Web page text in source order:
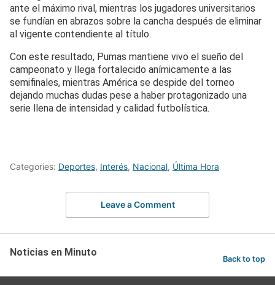
ante el máximo rival, mientras los jugadores universitarios
se fundían en abrazos sobre la cancha después de eliminar
al vigente contendiente al título.
Con este resultado, Pumas mantiene vivo el sueño del
campeonato y llega fortalecido anímicamente a las
semifinales, mientras América se despide del torneo
dejando muchas dudas pese a haber protagonizado una
serie llena de intensidad y calidad futbolística.
Categories: Deportes, Interés, Nacional, Última Hora
Leave a Comment
Noticias en Minuto
Back to top